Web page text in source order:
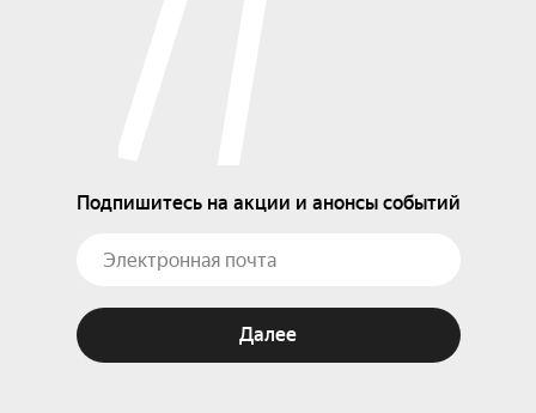
Подпишитесь на акции и анонсы событий
Далее